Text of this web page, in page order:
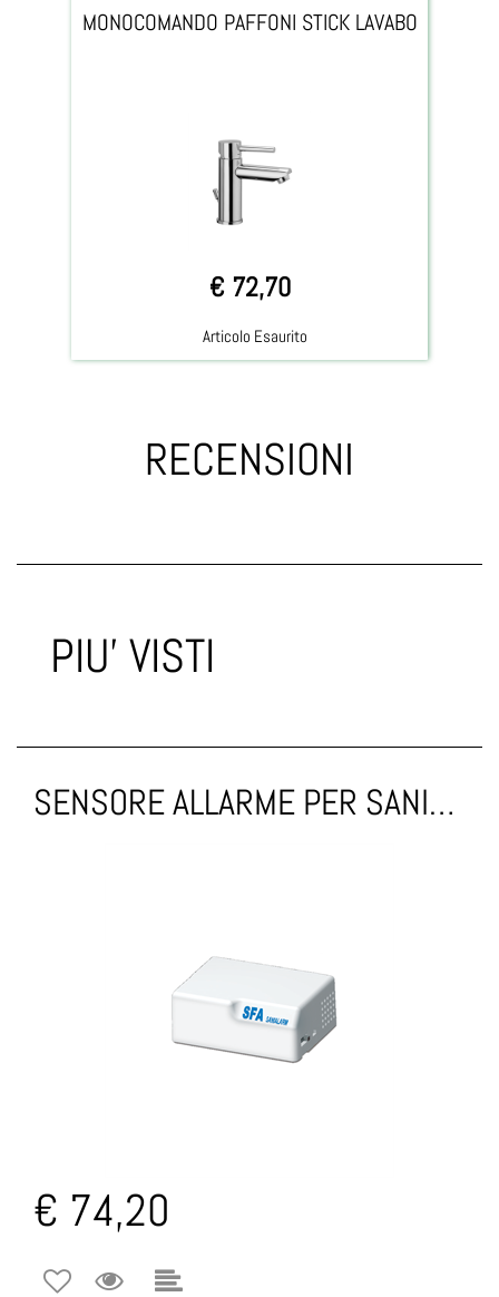
MONOCOMANDO PAFFONI STICK LAVABO
€ 72,70
Articolo Esaurito
RECENSIONI
PIU' VISTI
SENSORE ALLARME PER SANITRIT
€ 74,20